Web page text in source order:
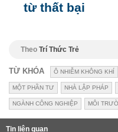
từ thất bại
Theo Trí Thức Trẻ
TỪ KHÓA Ô NHIỄM KHÔNG KHÍ
MỘT PHẦN TƯ NHÀ LẬP PHÁP
NGÀNH CÔNG NGHIỆP MÔI
Tin liên quan